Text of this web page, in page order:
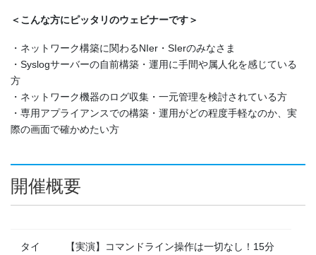
＜こんな方にピッタリのウェビナーです＞
・ネットワーク構築に関わるNIer・SIerのみなさま
・Syslogサーバーの自前構築・運用に手間や属人化を感じている
方
・ネットワーク機器のログ収集・一元管理を検討されている方
・専用アプライアンスでの構築・運用がどの程度手軽なのか、実
際の画面で確かめたい方
開催概要
タイ
【実演】コマンドライン操作は一切なし！15分